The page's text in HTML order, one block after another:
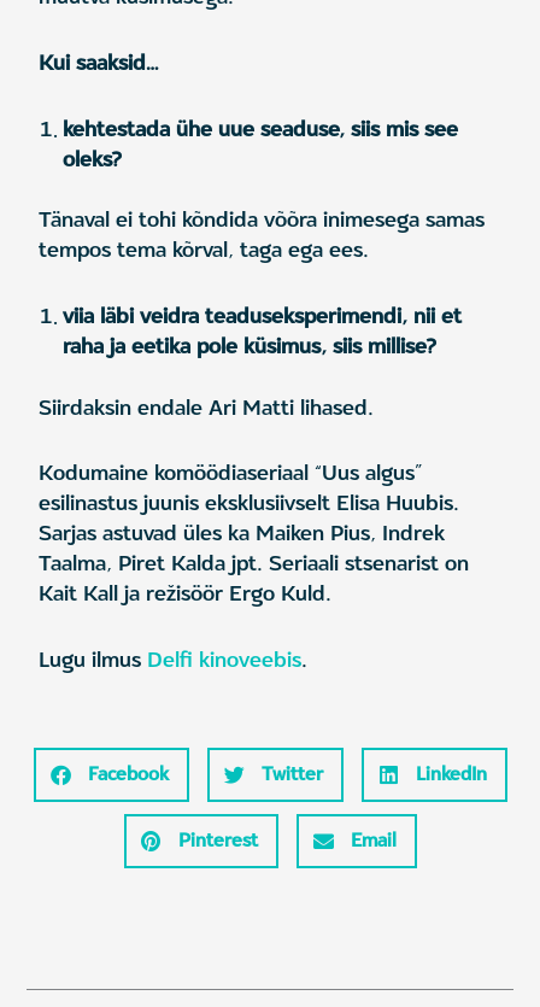
Kui saaksid…
kehtestada ühe uue seaduse, siis mis see
oleks?
Tänaval ei tohi kõndida võõra inimesega samas
tempos tema kõrval, taga ega ees.
viia läbi veidra teaduseksperimendi, nii et
raha ja eetika pole küsimus, siis millise?
Siirdaksin endale Ari Matti lihased.
Kodumaine komöödiaseriaal “Uus algus”
esilinastus juunis eksklusiivselt Elisa Huubis.
Sarjas astuvad üles ka Maiken Pius, Indrek
Taalma, Piret Kalda jpt. Seriaali stsenarist on
Kait Kall ja režisöör Ergo Kuld.
Lugu ilmus Delfi kinoveebis.
Facebook Twitter LinkedIn
Pinterest Email